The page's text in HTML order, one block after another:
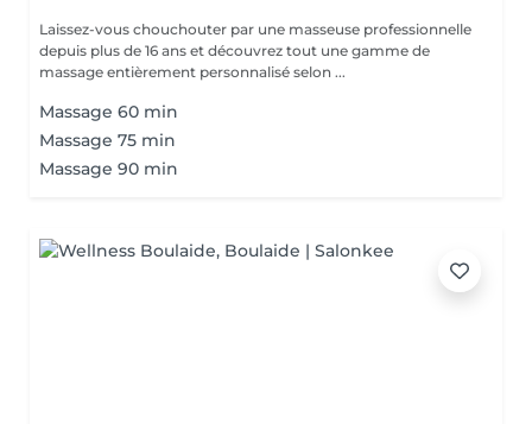
Laissez-vous chouchouter par une masseuse professionnelle
depuis plus de 16 ans et découvrez tout une gamme de
massage entièrement personnalisé selon ...
Massage 60 min
Massage 75 min
Massage 90 min